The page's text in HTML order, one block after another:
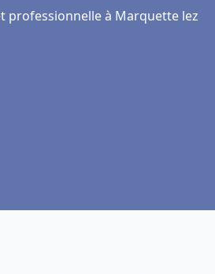
professionnelle à Marquette lez